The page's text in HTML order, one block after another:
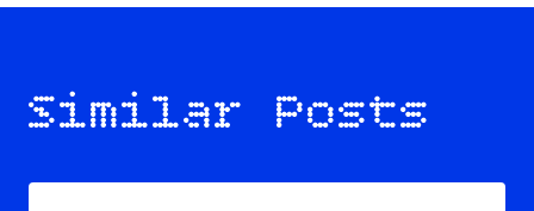
Similar Posts